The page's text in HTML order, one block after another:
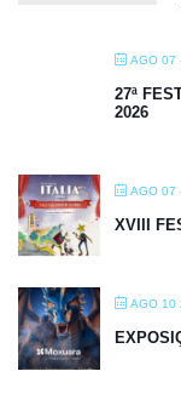
AGO 07
27ª
2026
AGO 07
XVIII
AGO 10